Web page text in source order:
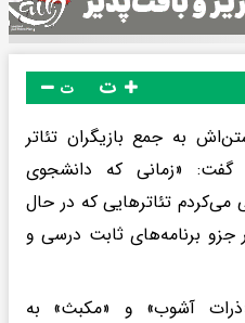
ت
به جمع بازیگران تئاتر
گفت: «زمانی که دانشجوی
تئاترهایی که در حال
جزو برنامه‌های ثابت درسی و
آشوب» و «مکبث» به